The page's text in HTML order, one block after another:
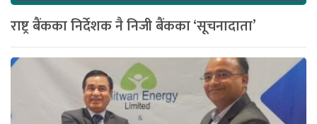
राष्ट्र बैंकका निर्देशक नै निजी बैंकका ‘सूचनादाता’